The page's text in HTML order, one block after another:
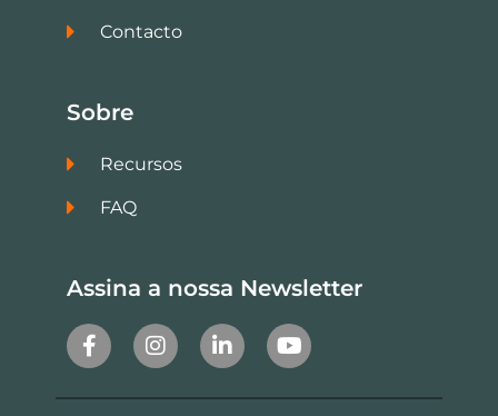
Contacto
Sobre
Recursos
FAQ
Assina a nossa Newsletter